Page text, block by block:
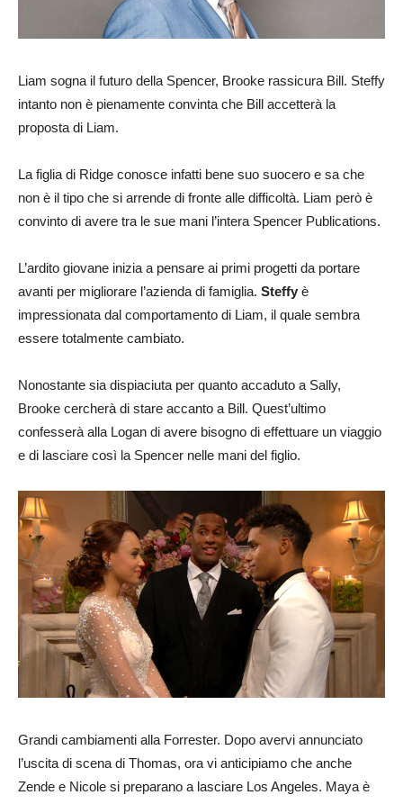
Liam sogna il futuro della Spencer, Brooke rassicura Bill. Steffy
intanto non è pienamente convinta che Bill accetterà la
proposta di Liam.
La figlia di Ridge conosce infatti bene suo suocero e sa che
non è il tipo che si arrende di fronte alle difficoltà. Liam però è
convinto di avere tra le sue mani l’intera Spencer Publications.
L’ardito giovane inizia a pensare ai primi progetti da portare
avanti per migliorare l’azienda di famiglia. Steffy è
impressionata dal comportamento di Liam, il quale sembra
essere totalmente cambiato.
Nonostante sia dispiaciuta per quanto accaduto a Sally,
Brooke cercherà di stare accanto a Bill. Quest’ultimo
confesserà alla Logan di avere bisogno di effettuare un viaggio
e di lasciare così la Spencer nelle mani del figlio.
Grandi cambiamenti alla Forrester. Dopo avervi annunciato
l’uscita di scena di Thomas, ora vi anticipiamo che anche
Zende e Nicole si preparano a lasciare Los Angeles. Maya è